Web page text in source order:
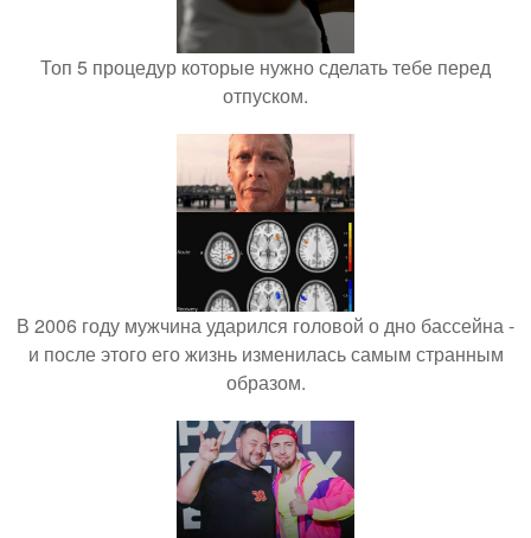
Топ 5 процедур которые нужно сделать тебе перед
отпуском.
В 2006 году мужчина ударился головой о дно бассейна -
и после этого его жизнь изменилась самым странным
образом.